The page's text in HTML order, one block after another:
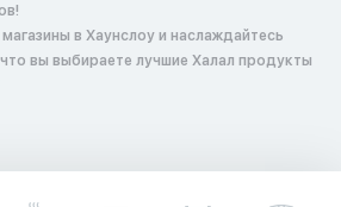
в Хаунслоу и наслаждайтесь
вы выбираете лучшие Халал продукты